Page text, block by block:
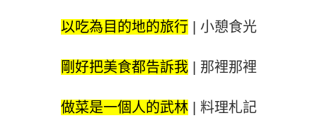
以吃為目的地的旅行 小憩食光
剛好把美食都告訴我| 那裡那裡
做菜是一個人的武林| 料理札記